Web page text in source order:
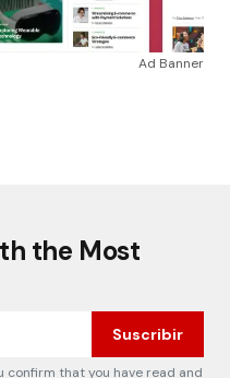
Ad Banner
the Most
Suscribir
confirm that you have read and